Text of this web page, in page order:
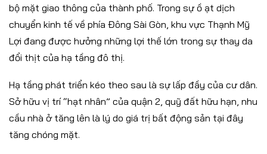
bộ mặt giao thông của thành phố. Trong sự ồ ạt dịch
chuyển kinh tế về phía Đông Sài Gòn, khu vực Thạnh Mỹ
Lợi đang được hưởng những lợi thế lớn trong sự thay da
đổi thịt của hạ tầng đô thị.
Hạ tầng phát triển kéo theo sau là sự lấp đầy của cư dân.
Sở hữu vị trí “hạt nhân” của quận 2, quỹ đất hữu hạn, nhu
cầu nhà ở tăng lên là lý do giá trị bất động sản tại đây
tăng chóng mặt.